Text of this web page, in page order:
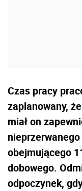
Czas pracy
zaplanowany,
miał on
obejmującego
dobowego.
odpoczynek,